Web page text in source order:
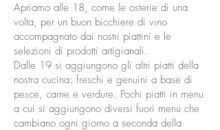
Apriamo alle 18, come le osterie di una
volta, per un buon bicchiere di vino
accompagnato dai nostri piattini e le
selezioni di prodotti artigianali.
Dalle 19 si aggiungono gli altri piatti della
nostra cucina: freschi e genuini a base di
pesce, carne e verdure. Pochi piatti in menu
a cui si aggiungono diversi fuori menu che
cambiano ogni giorno a seconda della